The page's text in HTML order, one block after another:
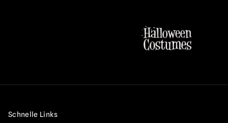
Schnelle Links